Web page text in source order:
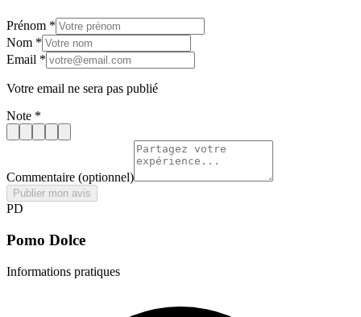
Prénom *
Nom *
Email *
Votre email ne sera pas publié
Note *
Commentaire (optionnel)
Publier mon avis
PD
Pomo Dolce
Informations pratiques